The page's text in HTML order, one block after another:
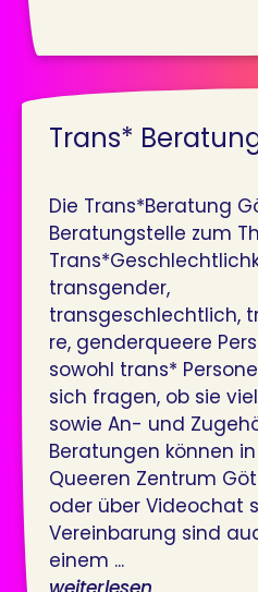
Trans*
Die Trans*Beratung
Beratungstelle zum
transgender,
transgeschlechtlich,
re, genderqueere
sowohl trans*
sich fragen, ob sie
sowie An- und
Beratungen können
Queeren Zentrum
oder über Videochat
Vereinbarung sind
einem ...